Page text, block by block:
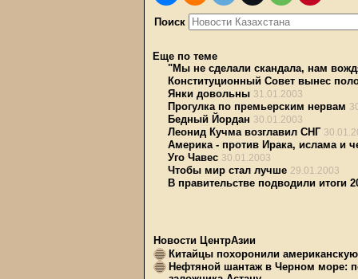
Поиск
Еще по теме
"Мы не сделали скандала, нам
Конституционный Совет вынес
Янки довольны 31.01.2003
Прогулка по премьерским нервам
Бедный Йордан 30.01.2003
Леонид Кучма возглавил СНГ
Америка - против Ирака, ислама и
Уго Чавес 30.01.2003
Чтобы мир стал лучше 29.01.2003
В правительстве подводили итоги
Новости ЦентрАзии
Китайцы похоронили
Нефтяной шантаж в Черном море: